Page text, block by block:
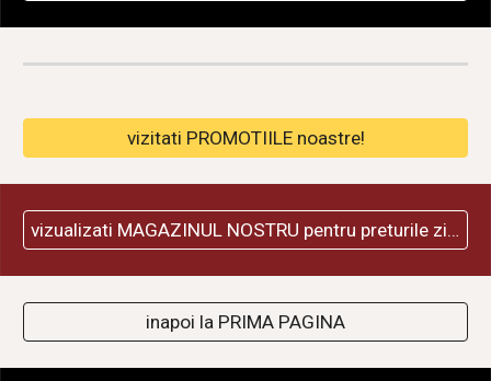
vizitati PROMOTIILE noastre!
vizualizati MAGAZINUL NOSTRU pentru preturile zilei
inapoi la PRIMA PAGINA